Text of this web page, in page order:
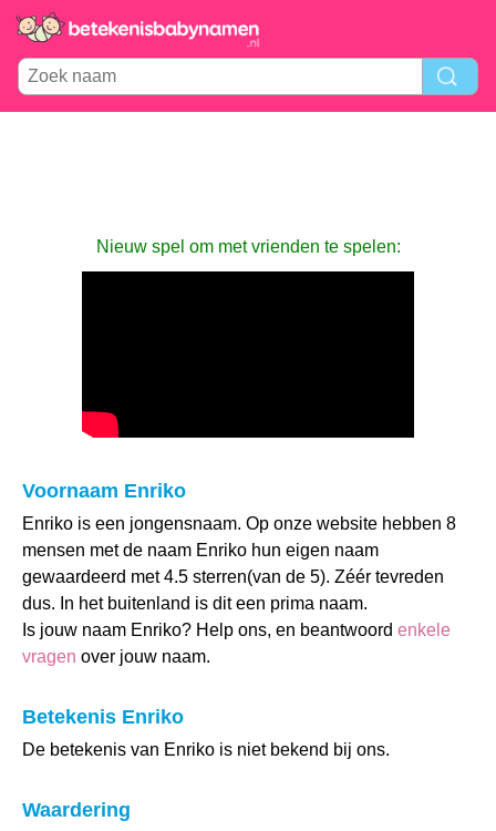
Nieuw spel om met vrienden te spelen:
Voornaam Enriko
Enriko is een jongensnaam. Op onze website hebben 8
mensen met de naam Enriko hun eigen naam
gewaardeerd met 4.5 sterren(van de 5). Zéér tevreden
dus. In het buitenland is dit een prima naam.
Is jouw naam Enriko? Help ons, en beantwoord enkele
vragen over jouw naam.
Betekenis Enriko
De betekenis van Enriko is niet bekend bij ons.
Waardering